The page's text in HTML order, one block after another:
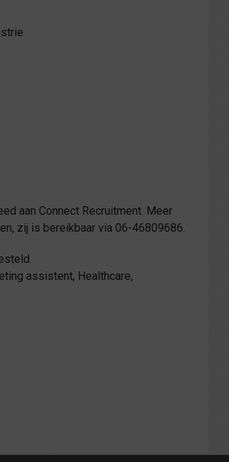
aan Connect Recruitment. Meer
zij is bereikbaar via 06-46809686.
assistent, Healthcare,